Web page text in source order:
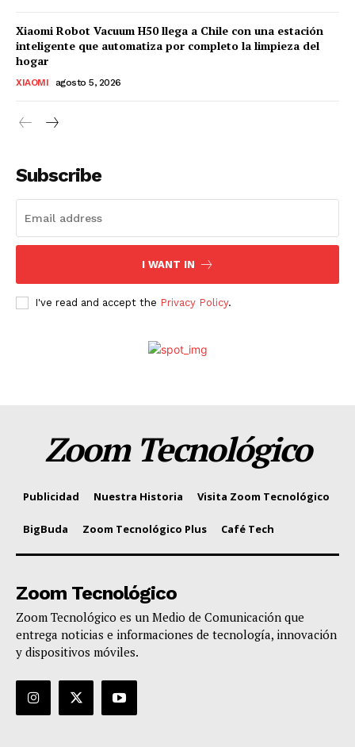
Xiaomi Robot Vacuum H50 llega a Chile con una estación
inteligente que automatiza por completo la limpieza del
hogar
XIAOMI agosto 5, 2026
Subscribe
I WANT IN
I've read and accept the Privacy Policy.
Zoom Tecnológico
Publicidad Nuestra Historia Visita Zoom Tecnológico
BigBuda Zoom Tecnológico Plus Café Tech
Zoom Tecnológico
Zoom Tecnológico es un Medio de Comunicación que
entrega noticias e informaciones de tecnología, innovación
y dispositivos móviles.